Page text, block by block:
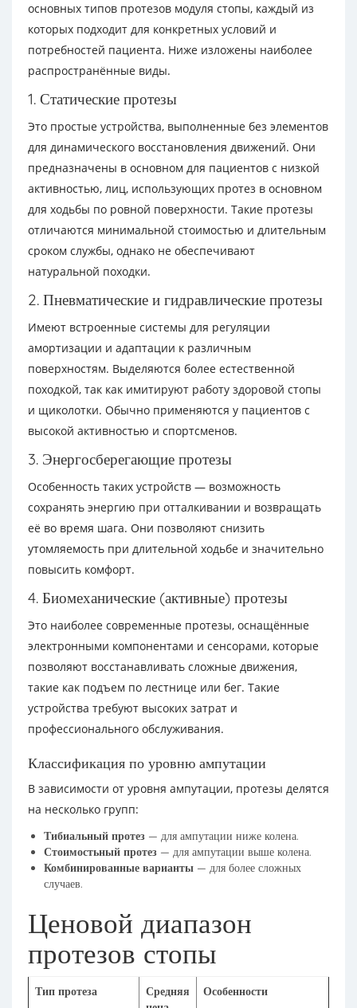
основных типов протезов модуля стопы, каждый из
которых подходит для конкретных условий и
потребностей пациента. Ниже изложены наиболее
распространённые виды.
1. Статические протезы
Это простые устройства, выполненные без элементов
для динамического восстановления движений. Они
предназначены в основном для пациентов с низкой
активностью, лиц, использующих протез в основном
для ходьбы по ровной поверхности. Такие протезы
отличаются минимальной стоимостью и длительным
сроком службы, однако не обеспечивают
натуральной походки.
2. Пневматические и гидравлические протезы
Имеют встроенные системы для регуляции
амортизации и адаптации к различным
поверхностям. Выделяются более естественной
походкой, так как имитируют работу здоровой стопы
и щиколотки. Обычно применяются у пациентов с
высокой активностью и спортсменов.
3. Энергосберегающие протезы
Особенность таких устройств — возможность
сохранять энергию при отталкивании и возвращать
её во время шага. Они позволяют снизить
утомляемость при длительной ходьбе и значительно
повысить комфорт.
4. Биомеханические (активные) протезы
Это наиболее современные протезы, оснащённые
электронными компонентами и сенсорами, которые
позволяют восстанавливать сложные движения,
такие как подъем по лестнице или бег. Такие
устройства требуют высоких затрат и
профессионального обслуживания.
Классификация по уровню ампутации
В зависимости от уровня ампутации, протезы делятся
на несколько групп:
Тибиальный протез — для ампутации ниже колена.
Стоимостьный протез — для ампутации выше колена.
Комбинированные варианты — для более сложных
случаев.
Ценовой диапазон
протезов стопы
Тип протеза
Средняя
Особенности